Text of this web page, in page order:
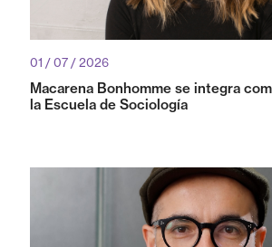
01 / 07 / 2026
Macarena Bonhomme se integra
la Escuela de Sociología